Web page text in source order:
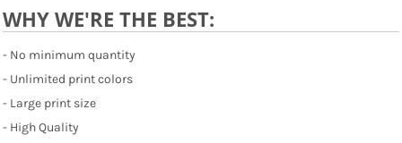
WHY WE'RE THE BEST:
- No minimum quantity
- Unlimited print colors
- Large print size
- High Quality